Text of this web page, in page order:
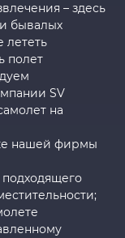
– здесь
бывалых
лететь
полет
SV
на
нашей фирмы